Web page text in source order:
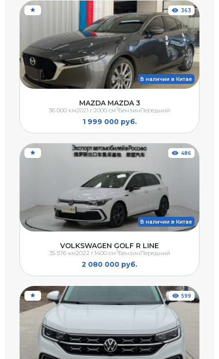
В наличии в Китае
363
MAZDA MAZDA 3
1 999 000 руб.
36 000 км2021 г.2000 см3БензинПередний
В наличии в Китае
486
VOLKSWAGEN GOLF R LINE
2 080 000 руб.
35 576 км2022 г.1400 см3БензинПередний
599